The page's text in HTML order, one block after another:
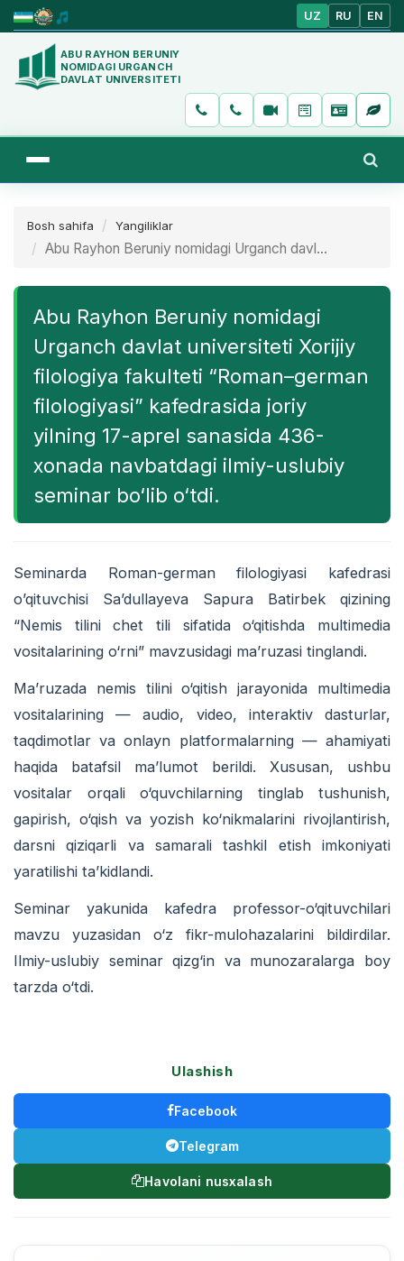
UZ RU EN
ABU RAYHON BERUNIY
NOMIDAGI URGANCH
DAVLAT UNIVERSITETI
Bosh sahifa Yangiliklar
Abu Rayhon Beruniy nomidagi Urganch davl...
Abu Rayhon Beruniy nomidagi
Urganch davlat universiteti Xorijiy
filologiya fakulteti “Roman–german
filologiyasi” kafedrasida joriy
yilning 17-aprel sanasida 436-
xonada navbatdagi ilmiy-uslubiy
seminar bo‘lib o‘tdi.
Seminarda Roman-german filologiyasi kafedrasi
o’qituvchisi Sa’dullayeva Sapura Batirbek qizining
“Nemis tilini chet tili sifatida o‘qitishda multimedia
vositalarining o‘rni” mavzusidagi ma’ruzasi tinglandi.
Ma’ruzada nemis tilini o‘qitish jarayonida multimedia
vositalarining — audio, video, interaktiv dasturlar,
taqdimotlar va onlayn platformalarning — ahamiyati
haqida batafsil ma’lumot berildi. Xususan, ushbu
vositalar orqali o‘quvchilarning tinglab tushunish,
gapirish, o‘qish va yozish ko‘nikmalarini rivojlantirish,
darsni qiziqarli va samarali tashkil etish imkoniyati
yaratilishi ta’kidlandi.
Seminar yakunida kafedra professor-o‘qituvchilari
mavzu yuzasidan o‘z fikr-mulohazalarini bildirdilar.
Ilmiy-uslubiy seminar qizg‘in va munozaralarga boy
tarzda o‘tdi.
Ulashish
Facebook
Telegram
Havolani nusxalash